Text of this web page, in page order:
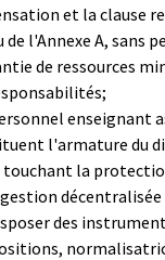
et la clause
l'Annexe A, sans
de ressources
enseignant
l'armature du
la
des